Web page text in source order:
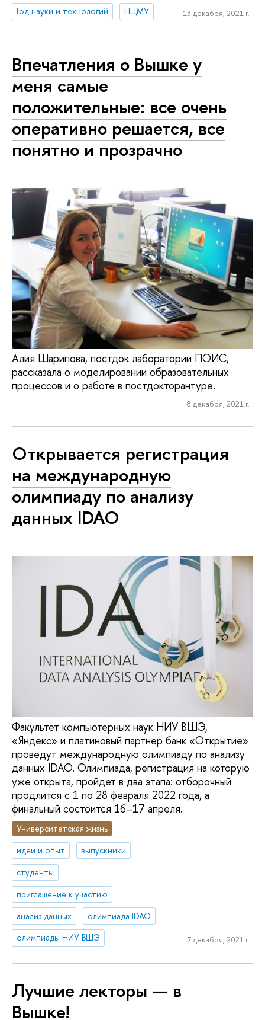
Год науки и технологий
НЦМУ 13 декабря, 2021 г.
Впечатления о Вышке у
меня самые
положительные: все очень
оперативно решается, все
понятно и прозрачно
Алия Шарипова, постдок лаборатории ПОИС,
рассказала о моделировании образовательных
процессов и о работе в постдокторантуре.
8 декабря, 2021 г.
Открывается регистрация
на международную
олимпиаду по анализу
данных IDAO
Факультет компьютерных наук НИУ ВШЭ,
«Яндекс» и платиновый партнер банк «Открытие»
проведут международную олимпиаду по анализу
данных IDAO. Олимпиада, регистрация на которую
уже открыта, пройдет в два этапа: отборочный
продлится с 1 по 28 февраля 2022 года, а
финальный состоится 16–17 апреля.
Университетская жизнь
идеи и опыт
выпускники
студенты
приглашение к участию
анализ данных
олимпиада IDAO
олимпиады НИУ ВШЭ
7 декабря, 2021 г.
Лучшие лекторы — в
Вышке!